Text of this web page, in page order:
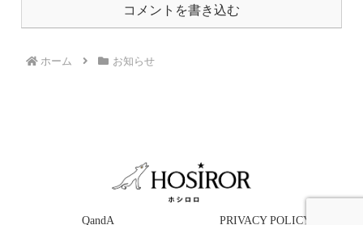
コメントを書き込む
ホーム お知らせ
QandA PRIVACY POLICY